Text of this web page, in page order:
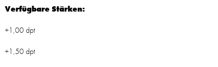
Verfügbare Stärken:
+1,00 dpt
+1,50 dpt